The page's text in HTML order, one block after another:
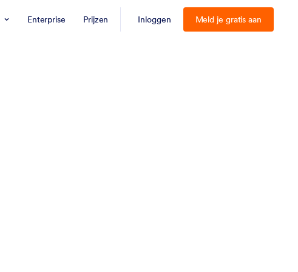
Enterprise Prijzen Inloggen Meld je gratis aan